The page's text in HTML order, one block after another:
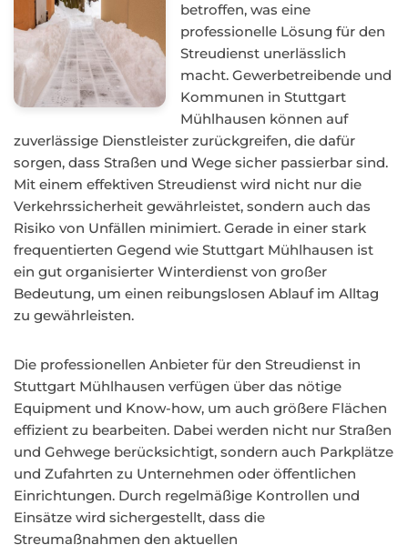
betroffen, was eine
professionelle Lösung für den
Streudienst unerlässlich
macht. Gewerbetreibende und
Kommunen in Stuttgart
Mühlhausen können auf
zuverlässige Dienstleister zurückgreifen, die dafür
sorgen, dass Straßen und Wege sicher passierbar sind.
Mit einem effektiven Streudienst wird nicht nur die
Verkehrssicherheit gewährleistet, sondern auch das
Risiko von Unfällen minimiert. Gerade in einer stark
frequentierten Gegend wie Stuttgart Mühlhausen ist
ein gut organisierter Winterdienst von großer
Bedeutung, um einen reibungslosen Ablauf im Alltag
zu gewährleisten.
Die professionellen Anbieter für den Streudienst in
Stuttgart Mühlhausen verfügen über das nötige
Equipment und Know-how, um auch größere Flächen
effizient zu bearbeiten. Dabei werden nicht nur Straßen
und Gehwege berücksichtigt, sondern auch Parkplätze
und Zufahrten zu Unternehmen oder öffentlichen
Einrichtungen. Durch regelmäßige Kontrollen und
Einsätze wird sichergestellt, dass die
Streumaßnahmen den aktuellen